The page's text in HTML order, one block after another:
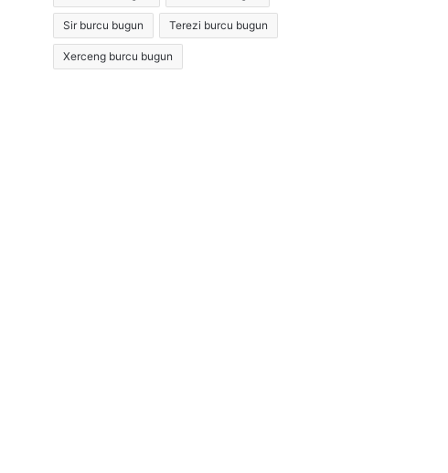
Sir burcu bugun Terezi burcu bugun
Xerceng burcu bugun